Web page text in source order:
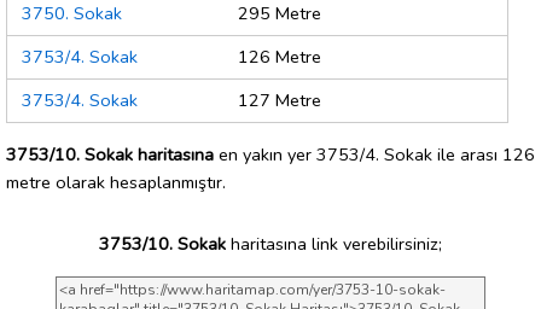
3750. Sokak
295 Metre
3753/4. Sokak
126 Metre
3753/4. Sokak
127 Metre
3753/10. Sokak haritasına en yakın yer 3753/4. Sokak ile arası 126
metre olarak hesaplanmıştır.
3753/10. Sokak haritasına link verebilirsiniz;